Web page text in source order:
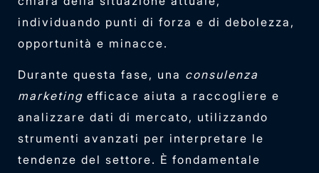
individuando punti di forza e di debolezza,
opportunità e minacce.
Durante questa fase, una consulenza
marketing efficace aiuta a raccogliere e
analizzare dati di mercato, utilizzando
strumenti avanzati per interpretare le
tendenze del settore. È fondamentale